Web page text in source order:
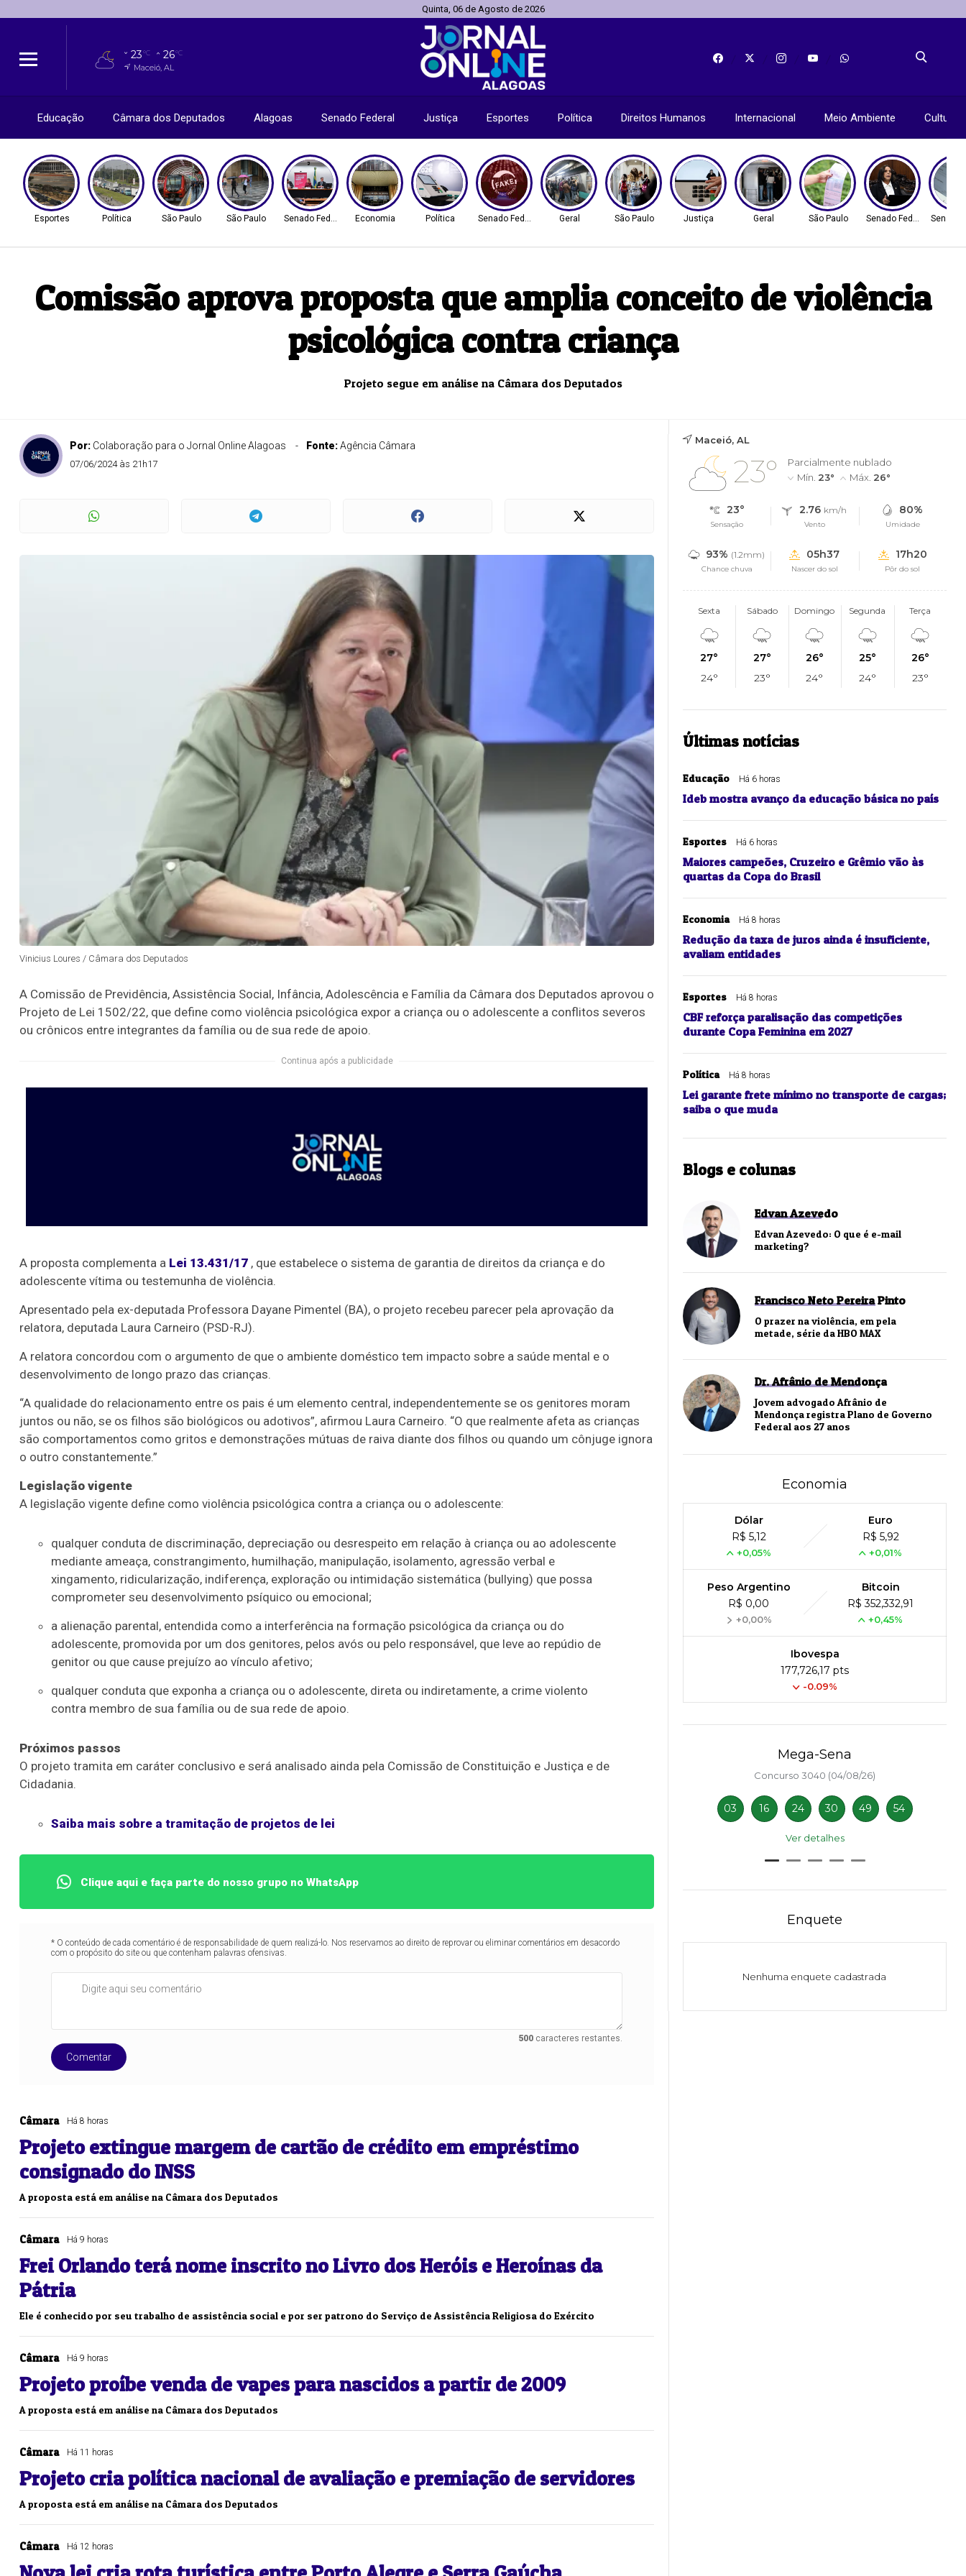
Quinta, 06 de Agosto de 2026
23°C 26°C
Maceió, AL
Educação Câmara dos Deputados Alagoas Senado Federal Justiça Esportes Política Direitos Humanos Internacional Meio Ambiente Cultura
Esportes Política São Paulo São Paulo Senado Federal Economia Política Senado Federal Geral São Paulo Justiça Geral São Paulo Senado Federal Senado
Comissão aprova proposta que amplia conceito de violência
psicológica contra criança
Projeto segue em análise na Câmara dos Deputados
Por: Colaboração para o Jornal Online Alagoas Fonte:Agência Câmara
07/06/2024 às 21h17
Vinicius Loures / Câmara dos Deputados
A Comissão de Previdência, Assistência Social, Infância, Adolescência e Família da Câmara dos Deputados aprovou o
Projeto de Lei 1502/22, que define como violência psicológica expor a criança ou o adolescente a conflitos severos
ou crônicos entre integrantes da família ou de sua rede de apoio.
Continua após a publicidade
A proposta complementa a Lei 13.431/17 , que estabelece o sistema de garantia de direitos da criança e do
adolescente vítima ou testemunha de violência.
Apresentado pela ex-deputada Professora Dayane Pimentel (BA), o projeto recebeu parecer pela aprovação da
relatora, deputada Laura Carneiro (PSD-RJ).
A relatora concordou com o argumento de que o ambiente doméstico tem impacto sobre a saúde mental e o
desenvolvimento de longo prazo das crianças.
“A qualidade do relacionamento entre os pais é um elemento central, independentemente se os genitores moram
juntos ou não, se os filhos são biológicos ou adotivos”, afirmou Laura Carneiro. “O que realmente afeta as crianças
são comportamentos como gritos e demonstrações mútuas de raiva diante dos filhos ou quando um cônjuge ignora
o outro constantemente.”
Legislação vigente
A legislação vigente define como violência psicológica contra a criança ou o adolescente:
qualquer conduta de discriminação, depreciação ou desrespeito em relação à criança ou ao adolescente
mediante ameaça, constrangimento, humilhação, manipulação, isolamento, agressão verbal e
xingamento, ridicularização, indiferença, exploração ou intimidação sistemática (bullying) que possa
comprometer seu desenvolvimento psíquico ou emocional;
a alienação parental, entendida como a interferência na formação psicológica da criança ou do
adolescente, promovida por um dos genitores, pelos avós ou pelo responsável, que leve ao repúdio de
genitor ou que cause prejuízo ao vínculo afetivo;
qualquer conduta que exponha a criança ou o adolescente, direta ou indiretamente, a crime violento
contra membro de sua família ou de sua rede de apoio.
Próximos passos
O projeto tramita em caráter conclusivo e será analisado ainda pela Comissão de Constituição e Justiça e de
Cidadania.
Saiba mais sobre a tramitação de projetos de lei
Clique aqui e faça parte do nosso grupo no WhatsApp
* O conteúdo de cada comentário é de responsabilidade de quem realizá-lo. Nos reservamos ao direito de reprovar ou eliminar comentários em desacordo
com o propósito do site ou que contenham palavras ofensivas.
500caracteres restantes.
Comentar
Câmara Há 8 horas
Projeto extingue margem de cartão de crédito em empréstimo
consignado do INSS
A proposta está em análise na Câmara dos Deputados
Câmara Há 9 horas
Frei Orlando terá nome inscrito no Livro dos Heróis e Heroínas da
Pátria
Ele é conhecido por seu trabalho de assistência social e por ser patrono do Serviço de Assistência Religiosa do Exército
Câmara Há 9 horas
Projeto proíbe venda de vapes para nascidos a partir de 2009
A proposta está em análise na Câmara dos Deputados
Câmara Há 11 horas
Projeto cria política nacional de avaliação e premiação de servidores
A proposta está em análise na Câmara dos Deputados
Câmara Há 12 horas
Maceió, AL
23°
Parcialmente nublado
Mín. 23° Máx. 26°
23°
Sensação
2.76 km/h
Vento
80%
Umidade
93% (1.2mm)
Chance chuva
05h37
Nascer do sol
17h20
Pôr do sol
Sexta
27°
24°
Sábado
27°
23°
Domingo
26°
24°
Segunda
25°
24°
Terça
26°
23°
Últimas notícias
Educação Há 6 horas
Ideb mostra avanço da educação básica no país
Esportes Há 6 horas
Maiores campeões, Cruzeiro e Grêmio vão às
quartas da Copa do Brasil
Economia Há 8 horas
Redução da taxa de juros ainda é insuficiente,
avaliam entidades
Esportes Há 8 horas
CBF reforça paralisação das competições
durante Copa Feminina em 2027
Política Há 8 horas
Lei garante frete mínimo no transporte de cargas;
saiba o que muda
Blogs e colunas
Edvan Azevedo
Edvan Azevedo: O que é e-mail
marketing?
Francisco Neto Pereira Pinto
O prazer na violência, em pela
metade, série da HBO MAX
Dr. Afrânio de Mendonça
Jovem advogado Afrânio de
Mendonça registra Plano de Governo
Federal aos 27 anos
Economia
Dólar
R$ 5,12
+0,05%
Euro
R$ 5,92
+0,01%
Peso Argentino
R$ 0,00
+0,00%
Bitcoin
R$ 352,332,91
+0,45%
Ibovespa
177,726,17 pts
-0.09%
3754 (05/08/26) Concurso 2992 (05/08/26)
Mega-Sena
Concurso 3040 (04/08/26)
03 16 24 30 49 54
Ver detalhes
Enquete
Nenhuma enquete cadastrada